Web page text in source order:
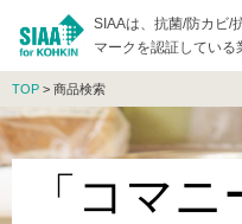
SIAAは、抗菌/防カビ/
マークを認証している
TOP > 商品検索
「コマ